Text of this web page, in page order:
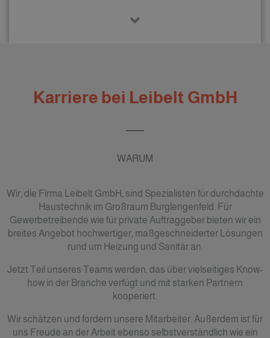
Karriere bei Leibelt GmbH
WARUM
Wir, die Firma Leibelt GmbH, sind Spezialisten für durchdachte
Haustechnik im Großraum Burglengenfeld. Für
Gewerbetreibende wie für private Auftraggeber bieten wir ein
breites Angebot hochwertiger, maßgeschneiderter Lösungen
rund um Heizung und Sanitär an.
Jetzt Teil unseres Teams werden, das über vielseitiges Know-
how in der Branche verfügt und mit starken Partnern
kooperiert.
Wir schätzen und fordern unsere Mitarbeiter. Außerdem ist für
uns Freude an der Arbeit ebenso selbstverständlich wie ein